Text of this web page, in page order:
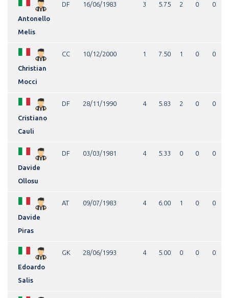
Antonello
Melis
DF 16/06/1983 3 5.75 2 0 0
Christian
Mocci
CC 10/12/2000 1 7.50 1 0 0
Cristiano
Cauli
DF 28/11/1990 4 5.83 2 0 0
Davide
Ollosu
DF 03/03/1981 4 5.33 0 0 0
Davide
Piras
AT 09/07/1983 4 6.00 1 0 0
Edoardo
Salis
GK 28/06/1993 4 5.00 0 0 0